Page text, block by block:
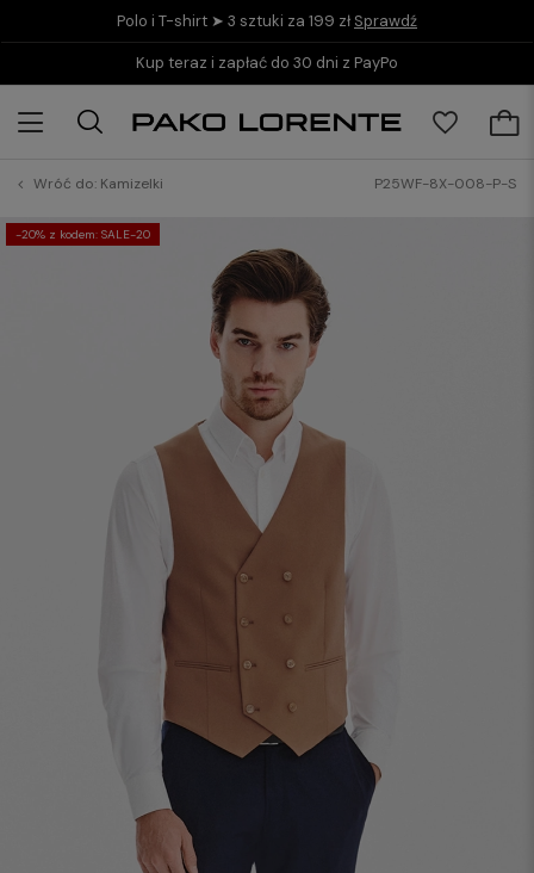
Polo i T-shirt ➤ 3 sztuki za 199 zł Sprawdź
Kup teraz i zapłać do 30 dni z PayPo
Wróć do: Kamizelki P25WF-8X-008-P-S
-20% z kodem: SALE-20